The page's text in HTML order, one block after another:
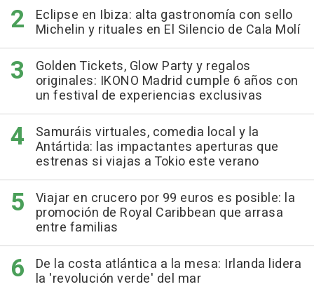
Eclipse en Ibiza: alta gastronomía con sello
Michelin y rituales en El Silencio de Cala Molí
Golden Tickets, Glow Party y regalos
originales: IKONO Madrid cumple 6 años con
un festival de experiencias exclusivas
Samuráis virtuales, comedia local y la
Antártida: las impactantes aperturas que
estrenas si viajas a Tokio este verano
Viajar en crucero por 99 euros es posible: la
promoción de Royal Caribbean que arrasa
entre familias
De la costa atlántica a la mesa: Irlanda lidera
la 'revolución verde' del mar